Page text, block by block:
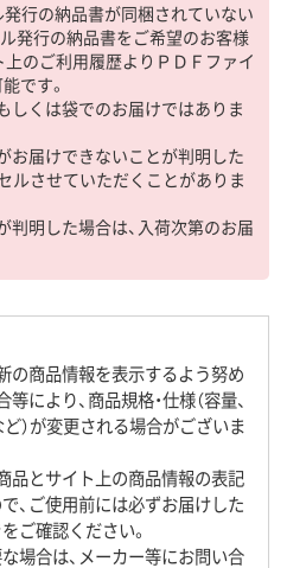
発行の納品書が同梱されていない
発行の納品書をご希望のお客様
上のご利用履歴よりＰＤＦファイ
です。
しくは袋でのお届けではありま
お届けできないことが判明した
ルさせていただくことがありま
判明した場合は、入荷次第のお届
の商品情報を表示するよう努め
により、商品規格・仕様（容量、
）が変更される場合がございま
品とサイト上の商品情報の表記
、ご使用前には必ずお届けした
ご確認ください。
場合は、メーカー等にお問い合